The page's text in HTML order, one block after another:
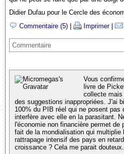
Didier Dufau pour le Cercle des
Commentaire (5)
Imprimer|
Commentaire
Vous
livre de
collecte mais
des suggestions inappropriées. J'ai
100% du PIB réel qui ne posent
interfère avec elle en la parasitant.
l'économie non financière permet
fait de la mondialisation qui
rattrapage intensif des pays en
croissance ? Cela me parait douteux.